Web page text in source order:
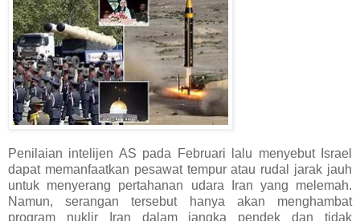
Penilaian intelijen AS pada Februari lalu menyebut Israel
dapat memanfaatkan pesawat tempur atau rudal jarak jauh
untuk menyerang pertahanan udara Iran yang melemah.
Namun, serangan tersebut hanya akan menghambat
program nuklir Iran dalam jangka pendek dan tidak